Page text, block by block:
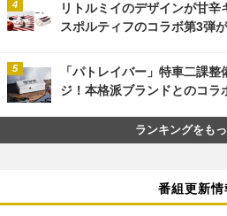
リトルミイのデザインが甘辛
スポルティフのコラボ第3弾
「パトレイバー」特車二課
ジ！本格派ブランドとのコラ
ランキングをも
番組更新情